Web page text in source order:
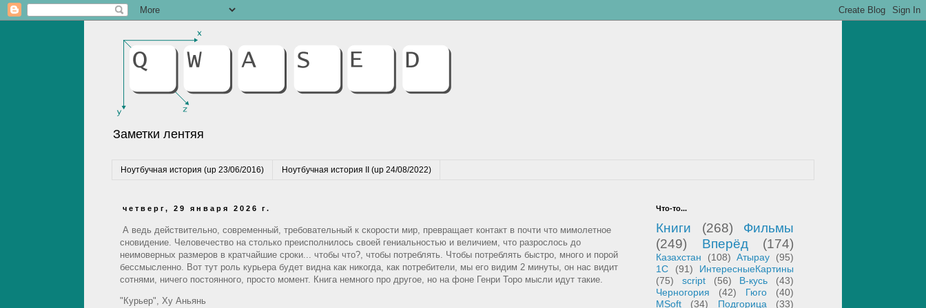
Заметки лентяя
Ноутбучная история (up 23/06/2016) Ноутбучная история II (up 24/08/2022)
четверг, 29 января 2026 г.
А ведь действительно, современный, требовательный к скорости мир, превращает контакт в почти что мимолетное
сновидение. Человечество на столько преисполнилось своей гениальностью и величием, что разрослось до
неимоверных размеров в кратчайшие сроки... чтобы что?, чтобы потреблять. Чтобы потреблять быстро, много и порой
бессмысленно. Вот тут роль курьера будет видна как никогда, как потребители, мы его видим 2 минуты, он нас видит
сотнями, ничего постоянного, просто момент. Книга немного про другое, но на фоне Генри Торо мысли идут такие.
"Курьер", Ху Аньянь
Что-то...
Книги (268)
Фильмы
(249)
Вперёд (174)
Казахстан (108) Атырау
(95)
1С
(91)
ИнтересныеКартины
(75)
script (56) В-кусь
(43)
Черногория
(42) Гюго
(40)
MSoft
(34) Подгорица (33)